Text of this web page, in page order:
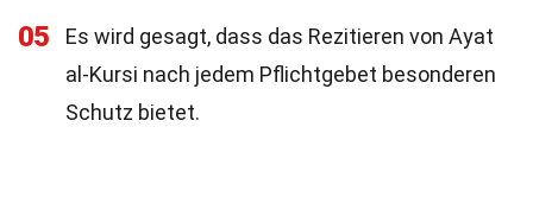
05
Es wird gesagt, dass das Rezitieren von Ayat
al-Kursi nach jedem Pflichtgebet besonderen
Schutz bietet.